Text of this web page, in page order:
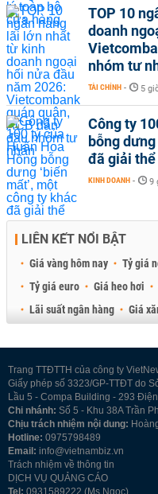
TOP 10
doanh
nhóm tư
TÀI CHÍNH - 5
Công ty
bỗng
đã giải thể
KINH DOANH - 9
LIÊN KẾT NỔI BẬT
Giá vàng hôm nay Tỷ giá
Tỷ giá euro
Giá heo hơi
Lãi suất ngân hàng
Giá
Trang TTĐTTH của công ty
Giấy phép số 3323/GP-TTĐT do
Lầu 5 - Compa Building - 293
Chi nhánh: Số 5 - Khu 38A Trần
Chịu trách nhiệm nội dung:
Hotline: 0975798489
Email: info@vietnambiz.vn
Trách nhiệm về thông tin
DỊCH VỤ QUẢNG CÁO
Tel: 0931589222 (Ms Ngọc)